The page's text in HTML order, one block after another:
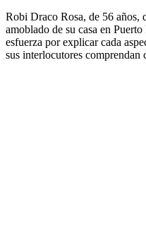
Robi Draco Rosa, de 56 años,
amoblado de su casa en
esfuerza por explicar cada
sus interlocutores comprendan